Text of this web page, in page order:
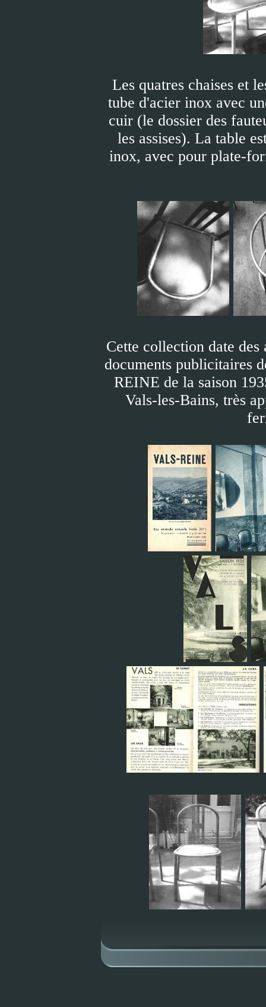
Les quatres chaises et
tube d'acier inox avec
cuir (le dossier des
les assises). La table
inox, avec pour plate-
Cette collection date des
documents publicitaires
REINE de la saison
Vals-les-Bains, très